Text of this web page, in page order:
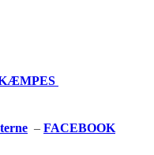
– FACEBOOK